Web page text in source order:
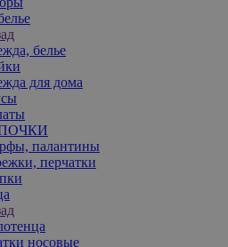
белье
для дома
палантины
перчатки
носовые